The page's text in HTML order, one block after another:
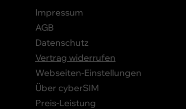
Impressum
AGB
Datenschutz
Vertrag widerrufen
Webseiten-Einstellungen
Über cyberSIM
Preis-Leistung